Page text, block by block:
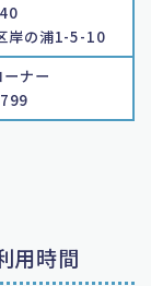
岸の浦1-5-10
ナー
用時間